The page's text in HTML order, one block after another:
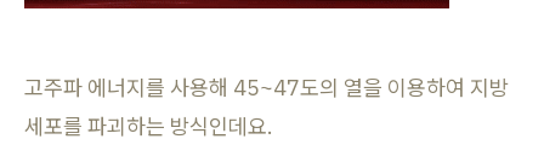
고주파 에너지를 사용해 45~47도의 열을 이용하여 지방
세포를 파괴하는 방식인데요.